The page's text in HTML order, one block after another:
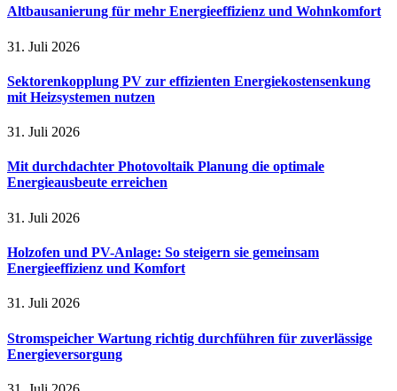
Altbausanierung für mehr Energieeffizienz und Wohnkomfort
31. Juli 2026
Sektorenkopplung PV zur effizienten Energiekostensenkung
mit Heizsystemen nutzen
31. Juli 2026
Mit durchdachter Photovoltaik Planung die optimale
Energieausbeute erreichen
31. Juli 2026
Holzofen und PV-Anlage: So steigern sie gemeinsam
Energieeffizienz und Komfort
31. Juli 2026
Stromspeicher Wartung richtig durchführen für zuverlässige
Energieversorgung